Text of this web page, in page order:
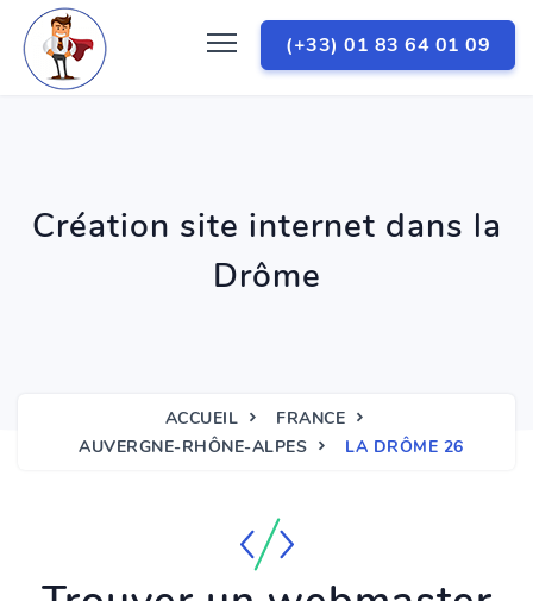
(+33) 01 83 64 01 09
Création site internet dans la
Drôme
ACCUEIL
FRANCE
AUVERGNE-RHÔNE-ALPES
LA DRÔME 26